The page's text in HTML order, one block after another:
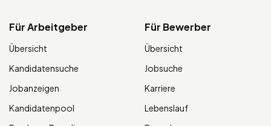
Für Arbeitgeber
Übersicht
Kandidatensuche
Jobanzeigen
Kandidatenpool
Für Bewerber
Übersicht
Jobsuche
Karriere
Lebenslauf